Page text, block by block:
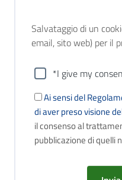
Salvataggio di un
email, sito web) per il
*I give my
Ai sensi del
di aver preso visione
il consenso al
pubblicazione di quelli